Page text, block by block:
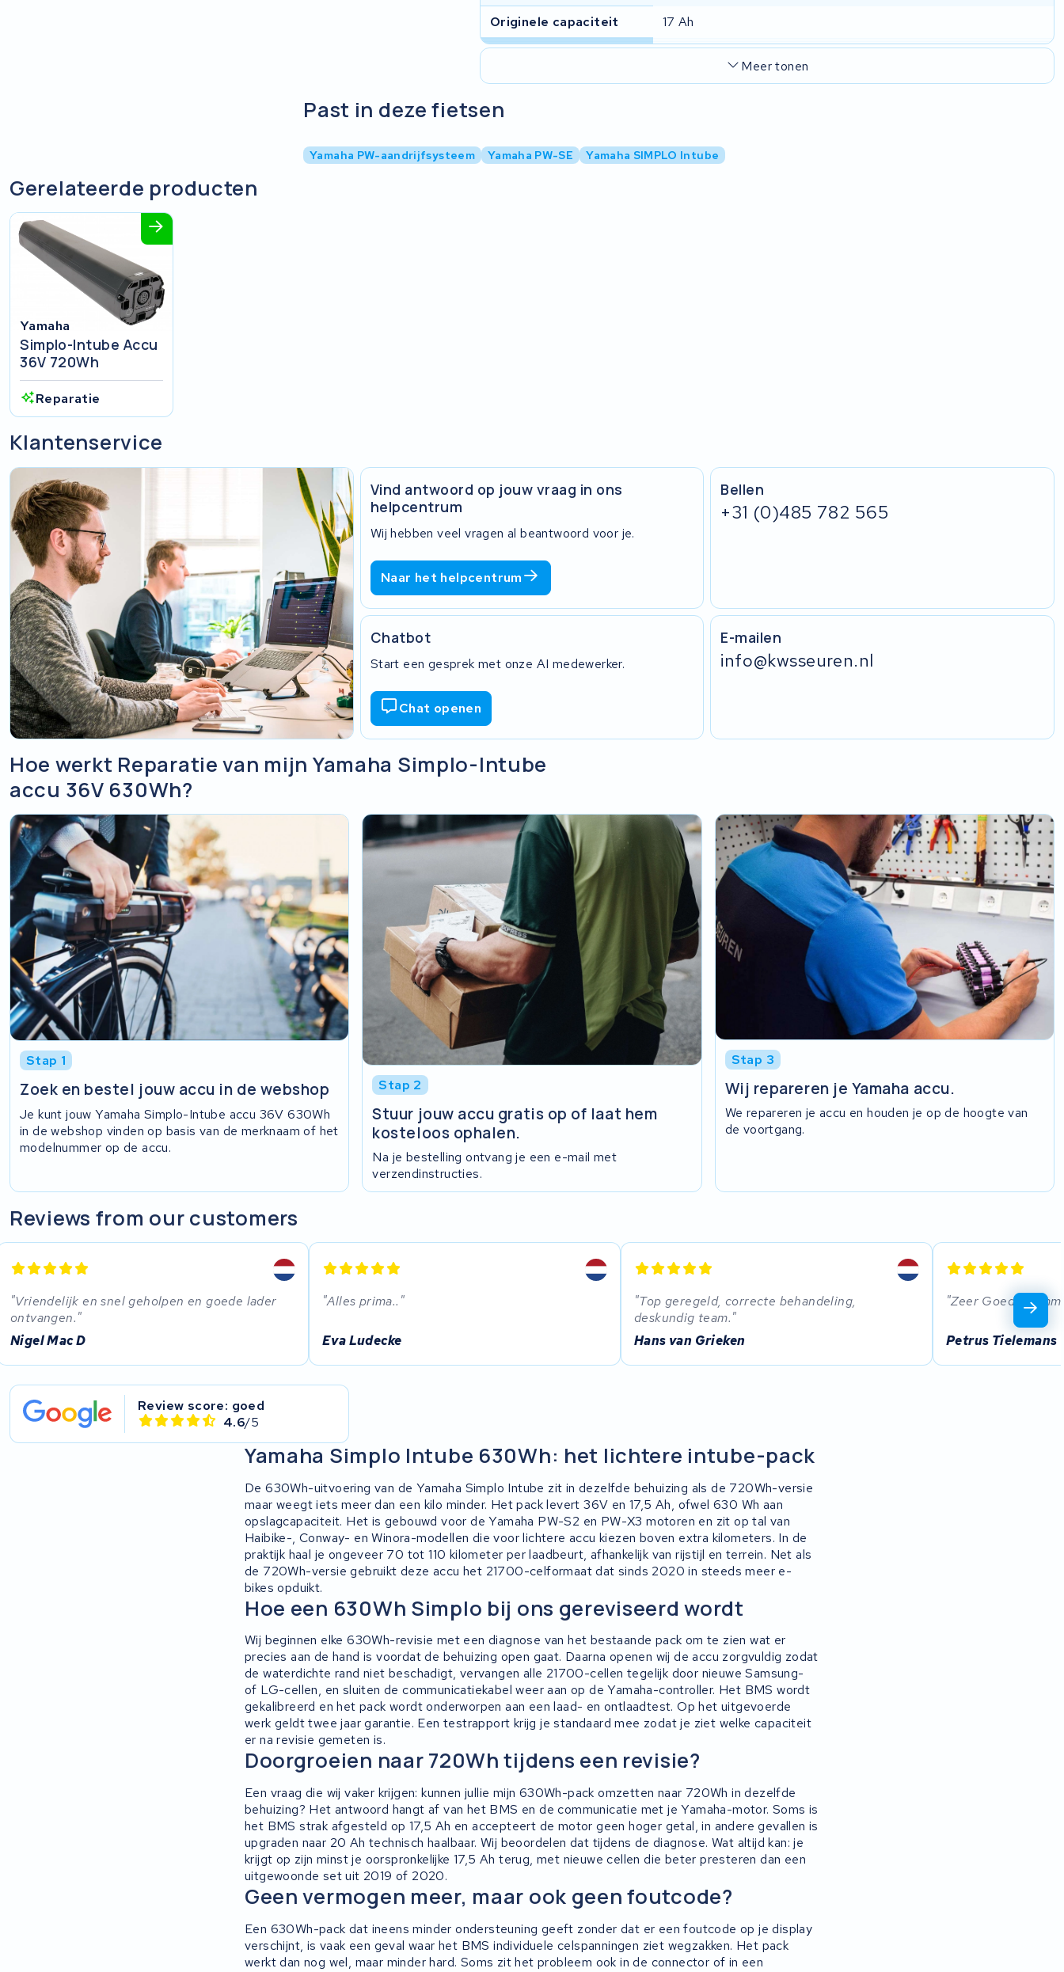
Originele capaciteit
17 Ah
Meer tonen
Past in deze fietsen
Yamaha PW-aandrijfsysteem Yamaha PW-SE Yamaha SIMPLO Intube
Gerelateerde producten
Yamaha
Simplo-Intube Accu
36V 720Wh
Reparatie
Klantenservice
Vind antwoord op jouw vraag in ons
helpcentrum
Wij hebben veel vragen al beantwoord voor je.
Naar het helpcentrum
Bellen
+31 (0)485 782 565
E-mailen
info@kwsseuren.nl
Chatbot
Start een gesprek met onze AI medewerker.
Chat openen
Hoe werkt Reparatie van mijn Yamaha Simplo-Intube
accu 36V 630Wh?
Stap 1
Zoek en bestel jouw accu in de webshop
Je kunt jouw Yamaha Simplo-Intube accu 36V 630Wh
in de webshop vinden op basis van de merknaam of het
modelnummer op de accu.
Stap 2
Stuur jouw accu gratis op of laat hem
kosteloos ophalen.
Na je bestelling ontvang je een e-mail met
verzendinstructies.
Stap 3
Wij repareren je Yamaha accu.
We repareren je accu en houden je op de hoogte van
de voortgang.
Reviews from our customers
Vriendelijk en snel geholpen en goede lader
ontvangen.
Nigel Mac D
Alles prima..
Eva Ludecke
Top geregeld, correcte behandeling,
deskundig team.
Hans van Grieken
Zeer Goede
Petrus Tielemans
Review score: goed
4.6/5
Yamaha Simplo Intube 630Wh: het lichtere intube-pack
De 630Wh-uitvoering van de Yamaha Simplo Intube zit in dezelfde behuizing als de 720Wh-versie
maar weegt iets meer dan een kilo minder. Het pack levert 36V en 17,5 Ah, ofwel 630 Wh aan
opslagcapaciteit. Het is gebouwd voor de Yamaha PW-S2 en PW-X3 motoren en zit op tal van
Haibike-, Conway- en Winora-modellen die voor lichtere accu kiezen boven extra kilometers. In de
praktijk haal je ongeveer 70 tot 110 kilometer per laadbeurt, afhankelijk van rijstijl en terrein. Net als
de 720Wh-versie gebruikt deze accu het 21700-celformaat dat sinds 2020 in steeds meer e-
bikes opduikt.
Hoe een 630Wh Simplo bij ons gereviseerd wordt
Wij beginnen elke 630Wh-revisie met een diagnose van het bestaande pack om te zien wat er
precies aan de hand is voordat de behuizing open gaat. Daarna openen wij de accu zorgvuldig zodat
de waterdichte rand niet beschadigt, vervangen alle 21700-cellen tegelijk door nieuwe Samsung-
of LG-cellen, en sluiten de communicatiekabel weer aan op de Yamaha-controller. Het BMS wordt
gekalibreerd en het pack wordt onderworpen aan een laad- en ontlaadtest. Op het uitgevoerde
werk geldt twee jaar garantie. Een testrapport krijg je standaard mee zodat je ziet welke capaciteit
er na revisie gemeten is.
Doorgroeien naar 720Wh tijdens een revisie?
Een vraag die wij vaker krijgen: kunnen jullie mijn 630Wh-pack omzetten naar 720Wh in dezelfde
behuizing? Het antwoord hangt af van het BMS en de communicatie met je Yamaha-motor. Soms is
het BMS strak afgesteld op 17,5 Ah en accepteert de motor geen hoger getal, in andere gevallen is
upgraden naar 20 Ah technisch haalbaar. Wij beoordelen dat tijdens de diagnose. Wat altijd kan: je
krijgt op zijn minst je oorspronkelijke 17,5 Ah terug, met nieuwe cellen die beter presteren dan een
uitgewoonde set uit 2019 of 2020.
Geen vermogen meer, maar ook geen foutcode?
Een 630Wh-pack dat ineens minder ondersteuning geeft zonder dat er een foutcode op je display
verschijnt, is vaak een geval waar het BMS individuele celspanningen ziet wegzakken. Het pack
werkt dan nog wel, maar minder hard. Soms zit het probleem ook in de connector of in een